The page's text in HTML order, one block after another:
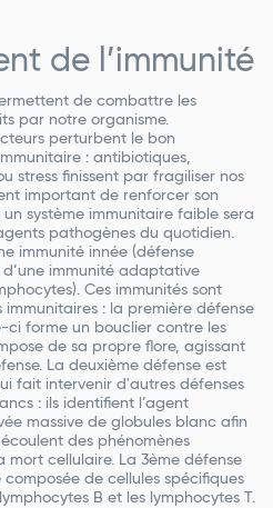
de l’immunité
de combattre les
par notre organisme.
perturbent le bon
: antibiotiques,
stress finissent par fragiliser nos
important de renforcer son
un système immunitaire faible sera
pathogènes du quotidien.
immunité innée (défense
immunité adaptative
Ces immunités sont
: la première défense
ci forme un bouclier contre les
de sa propre flore, agissant
La deuxième défense est
fait intervenir d'autres défenses
: ils identifient l’agent
massive de globules blanc afin
des phénomènes
cellulaire. La 3ème défense
de cellules spécifiques
B et les lymphocytes T.